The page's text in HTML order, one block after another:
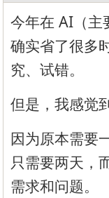
今年在 AI（主
确实省了很多
究、试错。
但是，我感觉
因为原本需要
只需要两天，
需求和问题。